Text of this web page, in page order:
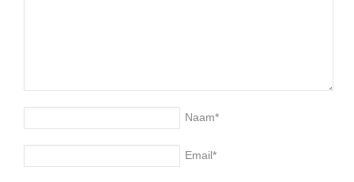
Naam*
Email*